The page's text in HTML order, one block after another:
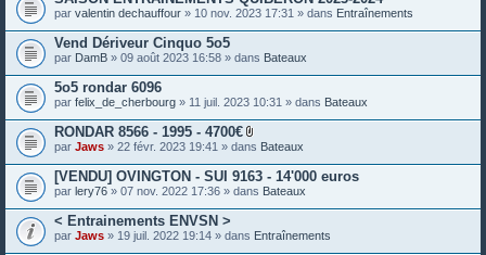
t
e
s
o
t
e
s
c
e
s
e
s
par valentin dechauffour » 10 nov. 2023 17:31 » dans Entraînements
Vend Dériveur Cinquo 5o5
par DamB » 09 août 2023 16:58 » dans Bateaux
5o5 rondar 6096
par felix_de_cherbourg » 11 juil. 2023 10:31 » dans Bateaux
RONDAR 8566 - 1995 - 4700€
P
è
c
e
s
o
par Jaws » 22 févr. 2023 19:41 » dans Bateaux
[VENDU] OVINGTON - SUI 9163 - 14'000 euros
par lery76 » 07 nov. 2022 17:36 » dans Bateaux
< Entrainements ENVSN >
par Jaws » 19 juil. 2022 19:14 » dans Entraînements